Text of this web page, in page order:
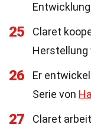
25
Claret
Herstellung
26
Er
Serie von
27 Claret